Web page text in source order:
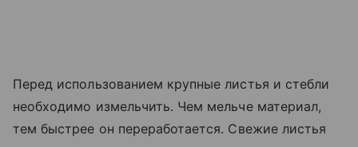
Перед использованием крупные листья и стебли
необходимо измельчить. Чем мельче материал,
тем быстрее он переработается. Свежие листья